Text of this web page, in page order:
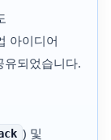
아이디어
유되었습니다.
) 및